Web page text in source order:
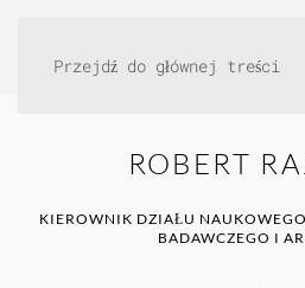
Przejdź do głównej treści
ROBERT
KIEROWNIK DZIAŁU
BADAWCZEGO I